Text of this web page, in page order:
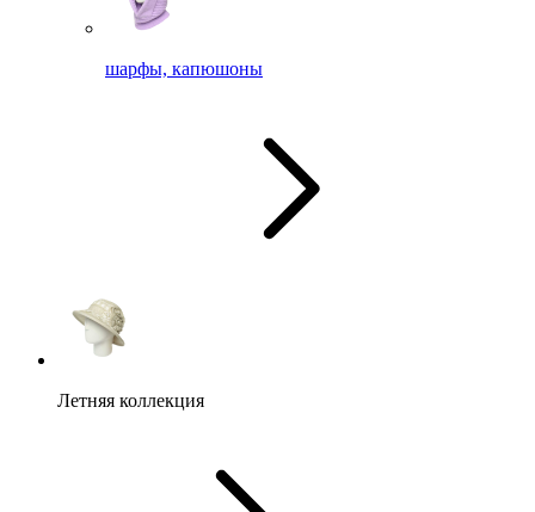
шарфы, капюшоны
Летняя коллекция